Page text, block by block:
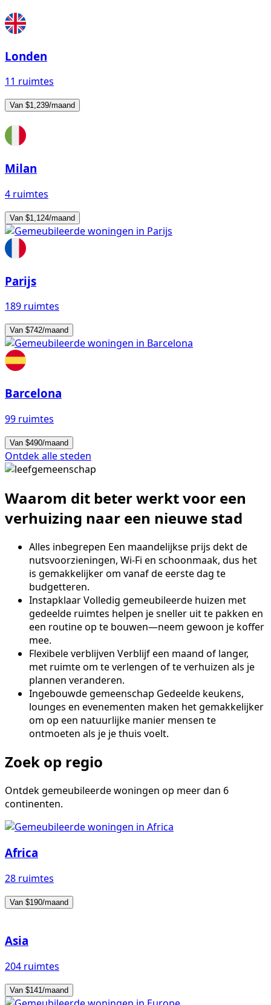
Londen
11 ruimtes
Van $1,239/maand
Milan
4 ruimtes
Van $1,124/maand
Parijs
189 ruimtes
Van $742/maand
Barcelona
99 ruimtes
Van $490/maand
Ontdek alle steden
Waarom dit beter werkt voor een
verhuizing naar een nieuwe stad
Alles inbegrepen Een maandelijkse prijs dekt de
nutsvoorzieningen, Wi-Fi en schoonmaak, dus het
is gemakkelijker om vanaf de eerste dag te
budgetteren.
InstapklaarVolledig gemeubileerde huizen met
gedeelde ruimtes helpen je sneller uit te pakken en
een routine op te bouwen—neem gewoon je koffer
mee.
Flexibele verblijven Verblijf een maand of langer,
met ruimte om te verlengen of te verhuizen als je
plannen veranderen.
Ingebouwde gemeenschap Gedeelde keukens,
lounges en evenementen maken het gemakkelijker
om op een natuurlijke manier mensen te
ontmoeten als je je thuis voelt.
Zoek op regio
Ontdek gemeubileerde woningen op meer dan 6
continenten.
Africa
28 ruimtes
Van $190/maand
Asia
204 ruimtes
Van $141/maand